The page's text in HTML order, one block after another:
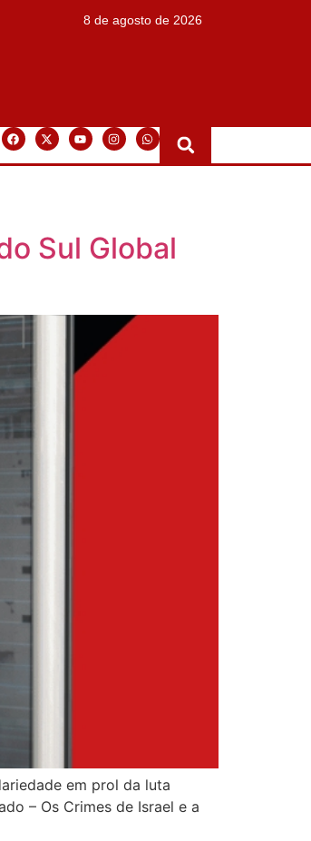
8 de agosto de 2026
Sul Global
em prol da luta
– Os Crimes de Israel e a